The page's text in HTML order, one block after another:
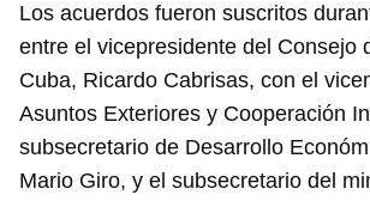
Los acuerdos fueron suscritos
entre el vicepresidente del Consejo
Cuba, Ricardo Cabrisas, con el
Asuntos Exteriores y Cooperación
subsecretario de Desarrollo
Mario Giro, y el subsecretario del